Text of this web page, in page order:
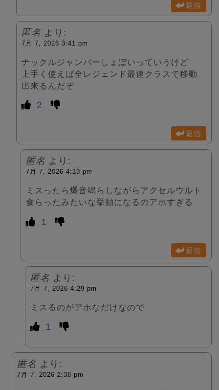
返信
匿名 より:
7月 7, 2026 3:41 pm
ナックルジャンパーしょぼいっていうけど
上手く使えば全レジェンド最速クラスで移動
出来るんだぞ
2
返信
匿名 より:
7月 7, 2026 4:13 pm
ミスったら爆音鳴らしながらアクセルウルト
食らったみたいな挙動になるのアホすぎる
1
返信
匿名 より:
7月 7, 2026 4:29 pm
ミスるのがアホなだけなので
1
匿名 より:
7月 7, 2026 2:38 pm